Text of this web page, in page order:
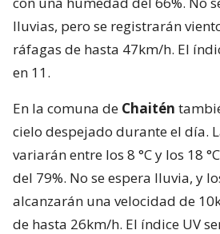
lluvias, pero se registrarán
ráfagas de hasta 47km/h. El
en 11.
En la comuna de Chaitén
cielo despejado durante el día.
variarán entre los 8 °C y los 18
del 79%. No se espera lluvia, y
alcanzarán una velocidad de
de hasta 26km/h. El índice UV